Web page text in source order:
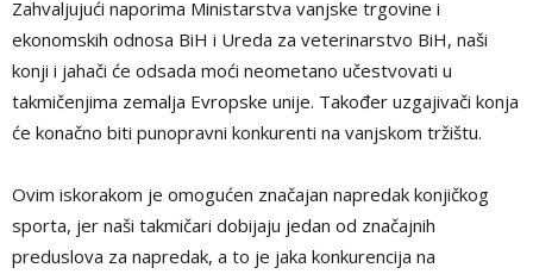
Zahvaljujući naporima Ministarstva vanjske trgovine i
ekonomskih odnosa BiH i Ureda za veterinarstvo BiH, naši
konji i jahači će odsada moći neometano učestvovati u
takmičenjima zemalja Evropske unije. Također uzgajivači konja
će konačno biti punopravni konkurenti na vanjskom tržištu.
Ovim iskorakom je omogućen značajan napredak konjičkog
sporta, jer naši takmičari dobijaju jedan od značajnih
preduslova za napredak, a to je jaka konkurencija na